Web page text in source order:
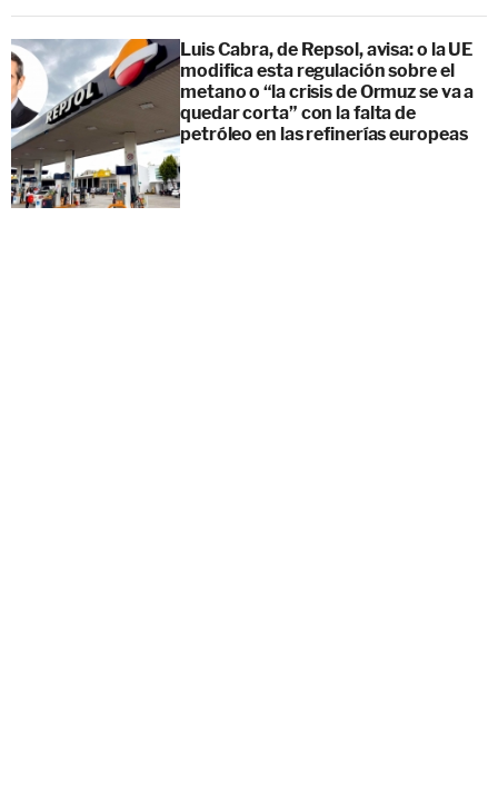
Luis Cabra, de Repsol, avisa: o la UE
modifica esta regulación sobre el
metano o “la crisis de Ormuz se va a
quedar corta” con la falta de
petróleo en las refinerías europeas